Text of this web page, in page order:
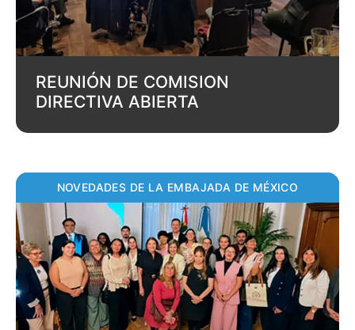
REUNIÓN DE COMISION
DIRECTIVA ABIERTA
NOVEDADES DE LA EMBAJADA DE MÉXICO